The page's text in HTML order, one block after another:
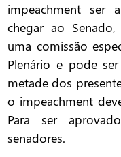
impeachment ser
chegar ao
uma comissão
Plenário e pode
metade dos
o impeachment
Para ser
senadores.